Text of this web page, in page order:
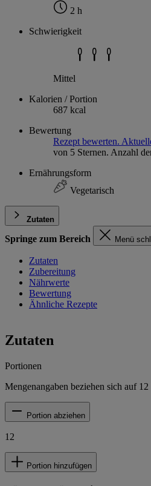
2 h
Schwierigkeit
Mittel
Kalorien / Portion
687 kcal
Bewertung
Rezept bewerten.
von 5 Sternen. Anzahl
Ernährungsform
Vegetarisch
Zutaten
Springe zum Bereich Menü
Zutaten
Zubereitung
Nährwerte
Bewertung
Ähnliche Rezepte
Zutaten
Portionen
Mengenangaben beziehen sich auf 12
Portion abziehen
12
Portion hinzufügen